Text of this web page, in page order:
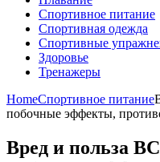
Спортивное питание
Спортивная одежда
Спортивные
Здоровье
Тренажеры
HomeСпортивное питание
побочные эффекты,
Вред и польза